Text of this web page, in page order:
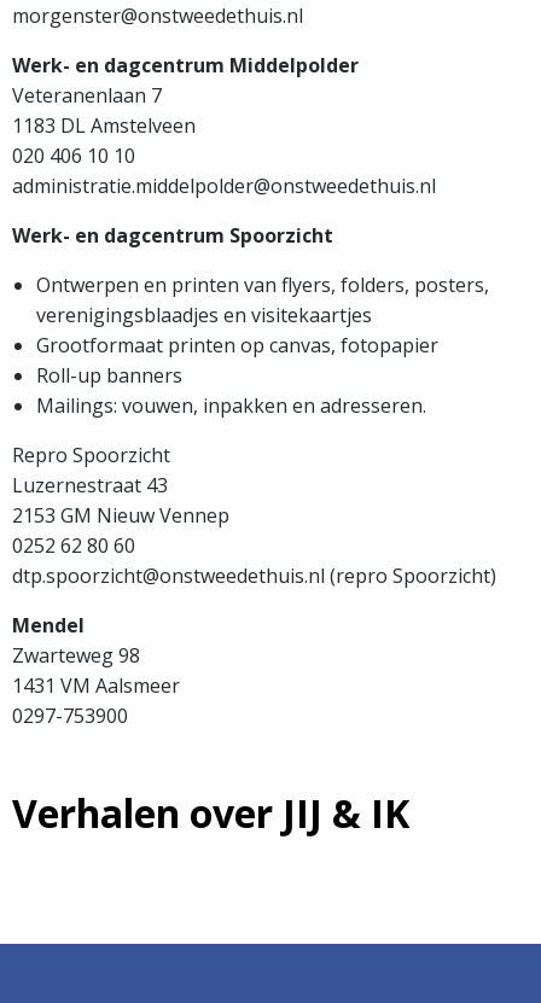
morgenster@onstweedethuis.nl
Werk- en dagcentrum Middelpolder
Veteranenlaan 7
1183 DL Amstelveen
020 406 10 10
administratie.middelpolder@onstweedethuis.nl
Werk- en dagcentrum Spoorzicht
Ontwerpen en printen van flyers, folders, posters,
verenigingsblaadjes en visitekaartjes
Grootformaat printen op canvas, fotopapier
Roll-up banners
Mailings: vouwen, inpakken en adresseren.
Repro Spoorzicht
Luzernestraat 43
2153 GM Nieuw Vennep
0252 62 80 60
dtp.spoorzicht@onstweedethuis.nl (repro Spoorzicht)
Mendel
Zwarteweg 98
1431 VM Aalsmeer
0297-753900
Verhalen over JIJ & IK